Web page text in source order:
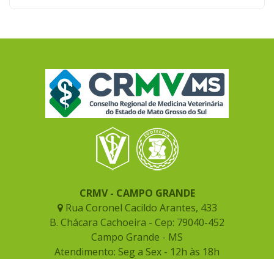
CRMV - CAMPO GRANDE
Rua Coronel Cacildo Arantes, 433
B. Chácara Cachoeira - Cep: 79040-452
Campo Grande - MS
Atendimento: Seg a Sex - 12h às 18h